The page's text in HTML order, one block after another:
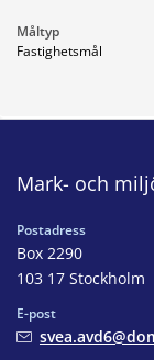
Måltyp
Fastighetsmål
Mark- och
Postadress
Box 2290
103 17 Stockholm
E-post